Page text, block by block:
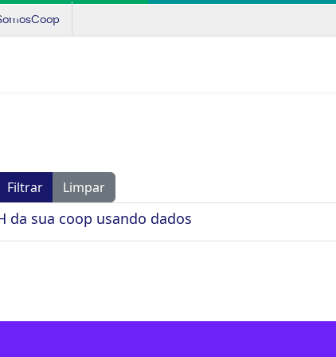
Filtrar Limpar
da sua coop usando dados